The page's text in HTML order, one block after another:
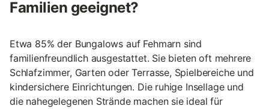
Familien geeignet?
Etwa 85% der Bungalows auf Fehmarn sind
familienfreundlich ausgestattet. Sie bieten oft mehrere
Schlafzimmer, Garten oder Terrasse, Spielbereiche und
kindersichere Einrichtungen. Die ruhige Insellage und
die nahegelegenen Strände machen sie ideal für